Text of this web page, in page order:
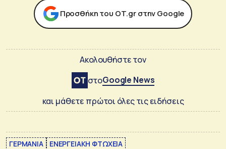
Προσθήκη του ΟΤ.gr στην Google
Ακολουθήστε τον
στοGoogle News
και μάθετε πρώτοι όλες τις ειδήσεις
ΓΕΡΜΑΝΙΑ ΕΝΕΡΓΕΙΑΚΗ ΦΤΩΧΕΙΑ